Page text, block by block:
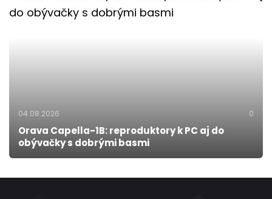
04.08.2026 0
Orava Capella-1B: reproduktory k PC aj do
obývačky s dobrými basmi